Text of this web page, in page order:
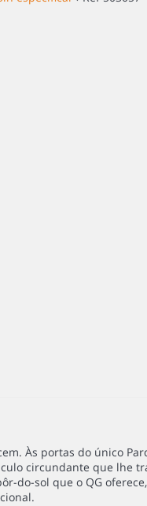
Às portas do único
circundante que lhe
do-sol que o QG